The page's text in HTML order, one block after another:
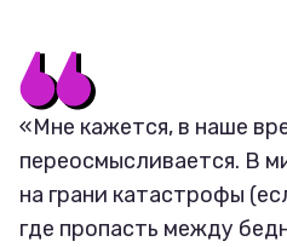
«Мне кажется, в наше
переосмысливается. В
на грани катастрофы
где пропасть между